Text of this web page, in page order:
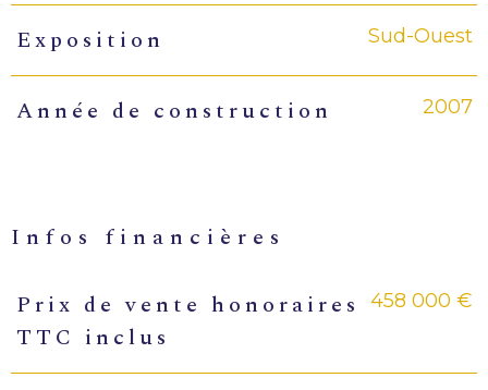
Exposition Sud-Ouest
Année de construction 2007
infos financières
Caractéristiques Valeurs
Prix de vente honoraires
TTC inclus
458 000 €